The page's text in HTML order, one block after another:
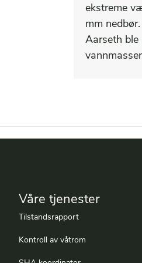
ekstreme
mm
Aarseth ble
Våre tjenester
Tilstandsrapport
Kontroll av våtrom